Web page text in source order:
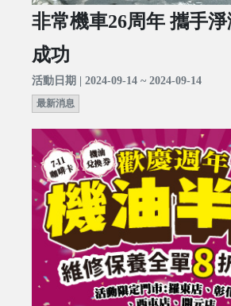
非常機車26周年 攜手
成功
活動日期 | 2024-09-14 ~ 2024-09-14
最新消息